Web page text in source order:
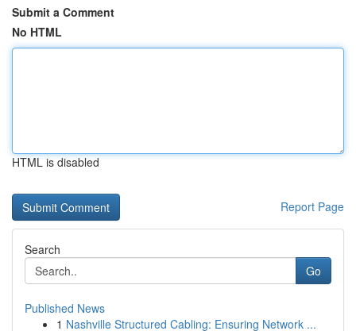
Submit a Comment
No HTML
HTML is disabled
Report Page
Search
Go
Published News
1 Nashville Structured Cabling: Ensuring Network ...